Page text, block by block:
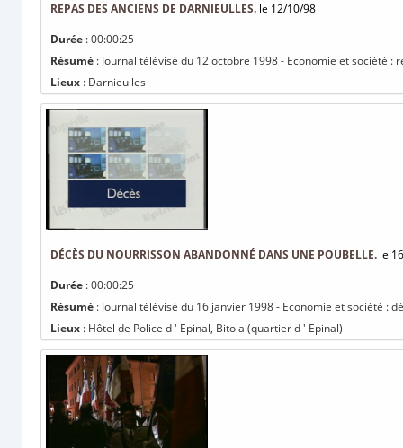
REPAS DES ANCIENS DE DARNIEULLES. le 12/10/98
Durée : 00:00:25
Résumé : Journal télévisé du 12 octobre 1998 - Economie et société :
Lieux : Darnieulles
DÉCÈS DU NOURRISSON ABANDONNÉ DANS UNE POUBELLE. le
Durée : 00:00:25
Résumé : Journal télévisé du 16 janvier 1998 - Economie et société :
Lieux : Hôtel de Police d ' Epinal, Bitola (quartier d ' Epinal)